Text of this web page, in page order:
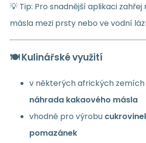
💡 Tip: Pro snadnější aplikaci
másla mezi prsty nebo ve vodní
🍽️ Kulinářské využití
v některých afrických zemích
náhrada kakaového másla
vhodné pro výrobu
pomazánek